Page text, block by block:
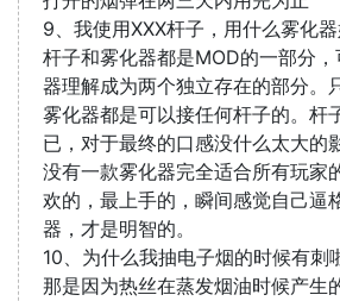
9、我使用XXX杆子，用什么雾化
杆子和雾化器都是MOD的一部分
器理解成为两个独立存在的部分。
雾化器都是可以接任何杆子的。杆
已，对于最终的口感没什么太大的
没有一款雾化器完全适合所有玩家
欢的，最上手的，瞬间感觉自己逼
器，才是明智的。
10、为什么我抽电子烟的时候有刺
那是因为热丝在蒸发烟油时候产生